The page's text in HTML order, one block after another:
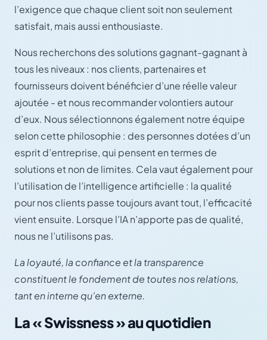
l’exigence que chaque client soit non seulement
satisfait, mais aussi enthousiaste.
Nous recherchons des solutions gagnant-gagnant à
tous les niveaux : nos clients, partenaires et
fournisseurs doivent bénéficier d’une réelle valeur
ajoutée - et nous recommander volontiers autour
d’eux. Nous sélectionnons également notre équipe
selon cette philosophie : des personnes dotées d’un
esprit d’entreprise, qui pensent en termes de
solutions et non de limites. Cela vaut également pour
l’utilisation de l’intelligence artificielle : la qualité
pour nos clients passe toujours avant tout, l’efficacité
vient ensuite. Lorsque l’IA n’apporte pas de qualité,
nous ne l’utilisons pas.
La loyauté, la confiance et la transparence
constituent le fondement de toutes nos relations,
tant en interne qu’en externe.
La « Swissness » au quotidien